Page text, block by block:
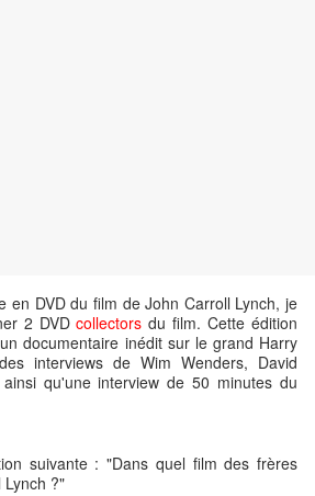
en DVD du film de John Carroll Lynch, je
2 DVDcollectors du film. Cette édition
documentaire inédit sur le grand Harry
interviews de Wim Wenders, David
qu'une interview de 50 minutes du
suivante : "Dans quel film des frères
?"